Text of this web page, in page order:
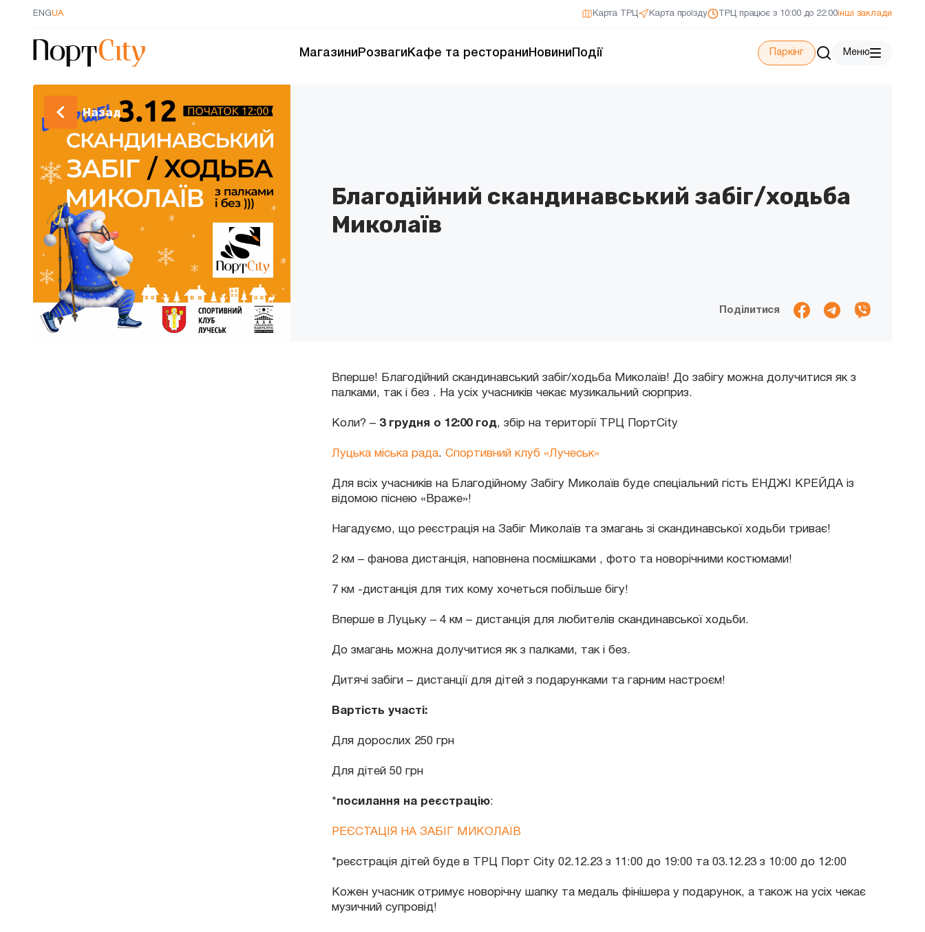
ENGUA Карта ТРЦ Карта проїзду ТРЦ працює з 10:00 до 22:00інші заклади
Магазини Розваги Кафе та ресторани Новини Події Паркінг Меню
Назад
Благодійний скандинавський забіг/ходьба
Миколаїв
Поділитися
Вперше! Благодійний скандинавський забіг/ходьба Миколаїв! До забігу можна долучитися як з
палками, так і без . На усіх учасників чекає музикальний сюрприз.
Коли? – 3 грудня о 12:00 год, збір на території ТРЦ ПортCity
Луцька міська рада. Спортивний клуб «Лучеськ»
Для всіх учасників на Благодійному Забігу Миколаїв буде спеціальний гість ЕНДЖІ КРЕЙДА із
відомою піснею «Враже»!
Нагадуємо, що реєстрація на Забіг Миколаїв та змагань зі скандинавської ходьби триває!
2 км – фанова дистанція, наповнена посмішками , фото та новорічними костюмами!
7 км -дистанція для тих кому хочеться побільше бігу!
Вперше в Луцьку – 4 км – дистанція для любителів скандинавської ходьби.
До змагань можна долучитися як з палками, так і без.
Дитячі забіги – дистанції для дітей з подарунками та гарним настроєм!
Вартість участі:
Для дорослих 250 грн
Для дітей 50 грн
*посилання на реєстрацію:
РЕЄСТАЦІЯ НА ЗАБІГ МИКОЛАЇВ
*реєстрація дітей буде в ТРЦ Порт City 02.12.23 з 11:00 до 19:00 та 03.12.23 з 10:00 до 12:00
Кожен учасник отримує новорічну шапку та медаль фінішера у подарунок, а також на усіх чекає
музичний супровід!